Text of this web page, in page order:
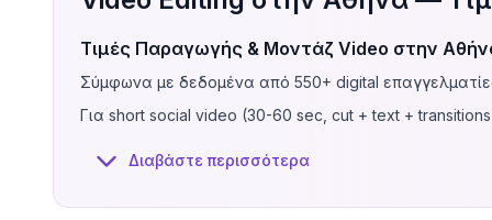
Τιμές Παραγωγής & Μοντάζ Video στην
Σύμφωνα με δεδομένα από 550+ digital
Για short social video (30-60 sec, cut + text +
Για YouTube video ή podcast edit (5-15 min, multi-cam,
Διαβάστε περισσότερα